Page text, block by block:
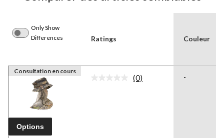
Only Show
Differences
Ratings Couleur
Consultation en cours
Options
Aucune
(0) -